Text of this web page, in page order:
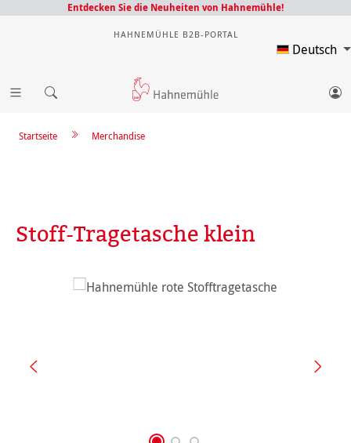
Entdecken Sie die Neuheiten von Hahnemühle!
HAHNEMÜHLE B2B-PORTAL
Deutsch
Merchandise
Startseite
Stoff-Tragetasche klein
Bildergalerie überspringen